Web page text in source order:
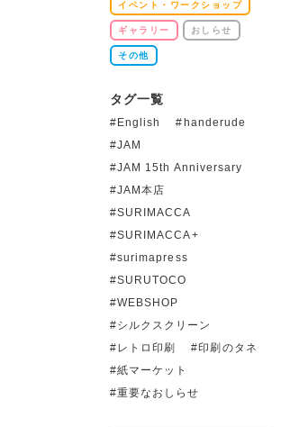
イベント・ワークショップ
ギャラリー おしらせ
その他
タグ一覧
English
handerude
JAM
JAM 15th Anniversary
JAM本店
SURIMACCA
SURIMACCA+
surimapress
SURUTOCO
WEBSHOP
シルクスクリーン
レトロ印刷
印刷のタネ
紙マーケット
重要なおしらせ